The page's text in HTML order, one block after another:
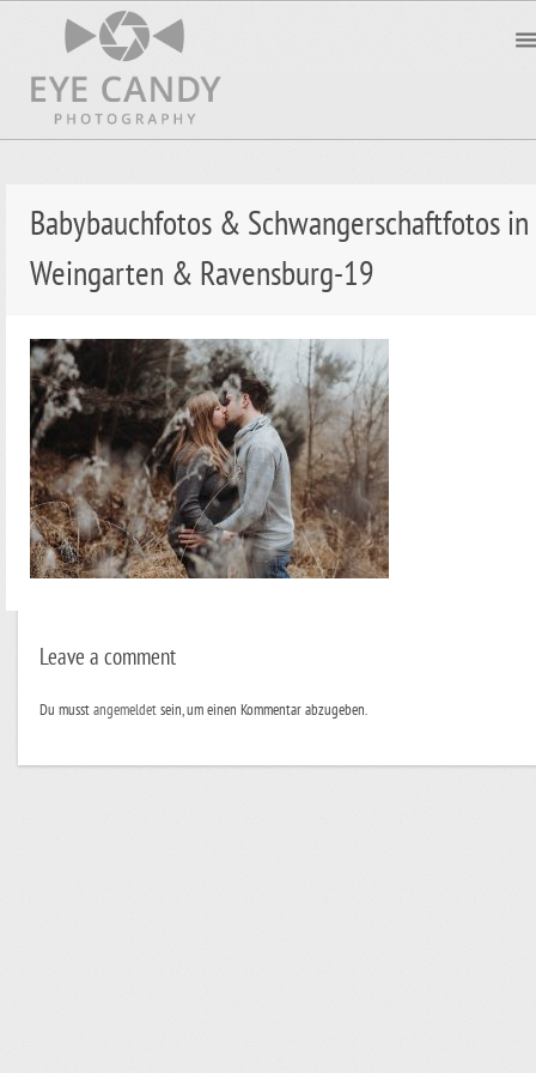
Babybauchfotos & Schwangerschaftfotos in
Weingarten & Ravensburg-19
Leave a comment
Du musstangemeldetsein, um einen Kommentar abzugeben.